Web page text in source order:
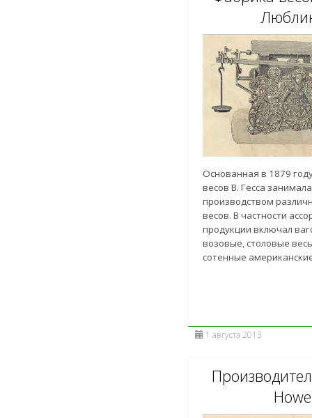
Основанная в 1879
весов В. Гесса
производством
весов. В частности
продукции включал
возовые, столовые
сотенные
1 августа 2013
Howe